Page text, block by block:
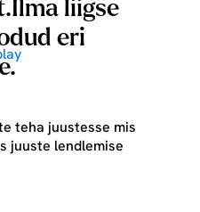
liigse
eri
teha juustesse mis
juuste lendlemise